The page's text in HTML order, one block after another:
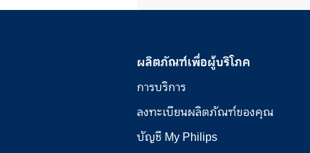
ผลิตภัณฑ์เพื่อผู้บริโภค
การบริการ
ลงทะเบียนผลิตภัณฑ์ของคุณ
บัญชี My Philips